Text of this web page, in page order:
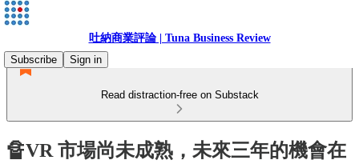
吐納商業評論 | Tuna Business Review
Subscribe
Sign in
Read distraction-free on Substack
🔏VR 市場尚未成熟，未來三年的機會在